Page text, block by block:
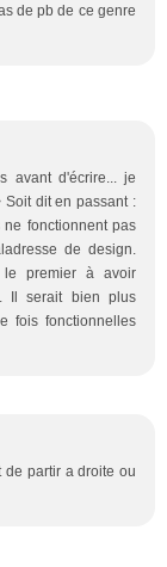
de pb de ce genre
avant d'écrire... je
Soit dit en passant :
fonctionnent pas
de design.
premier à avoir
Il serait bien plus
fois fonctionnelles
de partir a droite ou